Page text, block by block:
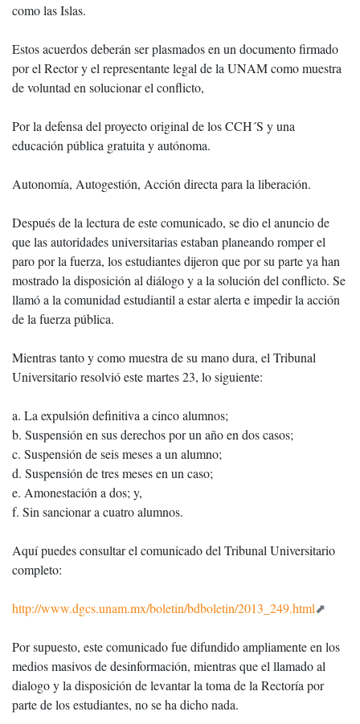
como las Islas.
Estos acuerdos deberán ser plasmados en un documento firmado
por el Rector y el representante legal de la UNAM como muestra
de voluntad en solucionar el conflicto,
Por la defensa del proyecto original de los CCH´S y una
educación pública gratuita y autónoma.
Autonomía, Autogestión, Acción directa para la liberación.
Después de la lectura de este comunicado, se dio el anuncio de
que las autoridades universitarias estaban planeando romper el
paro por la fuerza, los estudiantes dijeron que por su parte ya han
mostrado la disposición al diálogo y a la solución del conflicto. Se
llamó a la comunidad estudiantil a estar alerta e impedir la acción
de la fuerza pública.
Mientras tanto y como muestra de su mano dura, el Tribunal
Universitario resolvió este martes 23, lo siguiente:
a. La expulsión definitiva a cinco alumnos;
b. Suspensión en sus derechos por un año en dos casos;
c. Suspensión de seis meses a un alumno;
d. Suspensión de tres meses en un caso;
e. Amonestación a dos; y,
f. Sin sancionar a cuatro alumnos.
Aquí puedes consultar el comunicado del Tribunal Universitario
completo:
http://www.dgcs.unam.mx/boletin/bdboletin/2013_249.html
Por supuesto, este comunicado fue difundido ampliamente en los
medios masivos de desinformación, mientras que el llamado al
dialogo y la disposición de levantar la toma de la Rectoría por
parte de los estudiantes, no se ha dicho nada.